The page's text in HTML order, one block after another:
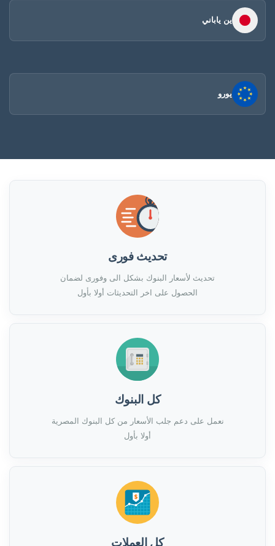
ين ياباني
يورو
تحديث فورى
تحديث لأسعار البنوك بشكل الى وفورى لضمان
الحصول على اخر التحديثات أولا بأول
كل البنوك
نعمل على دعم جلب الأسعار من كل البنوك المصرية
أولا بأول
كل العملات